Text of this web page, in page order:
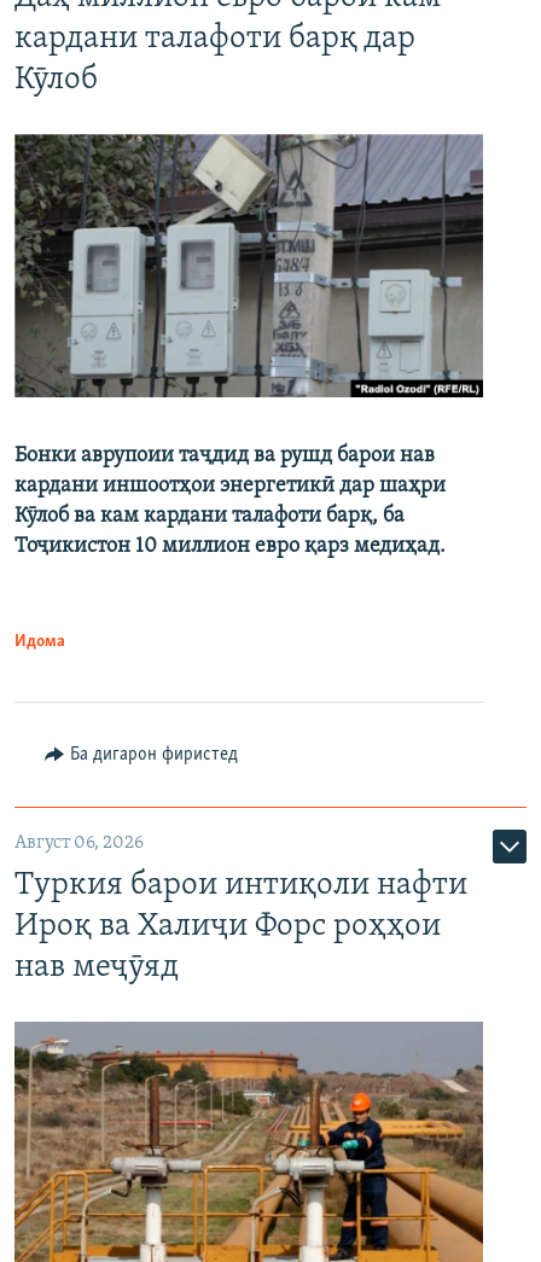
кардани талафоти барқ дар
Кӯлоб
Бонки аврупоии таҷдид ва рушд барои нав
кардани иншоотҳои энергетикӣ дар шаҳри
Кӯлоб ва кам кардани талафоти барқ, ба
Тоҷикистон 10 миллион евро қарз медиҳад.
Идома
Ба дигарон фиристед
Август 06, 2026
Туркия барои интиқоли нафти
Ироқ ва Халиҷи Форс роҳҳои
нав меҷӯяд